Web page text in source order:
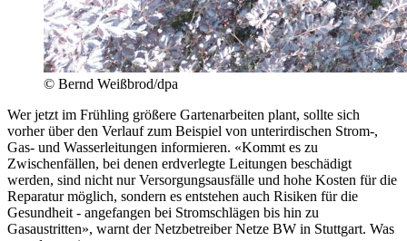
© Bernd Weißbrod/dpa
Wer jetzt im Frühling größere Gartenarbeiten plant, sollte sich
vorher über den Verlauf zum Beispiel von unterirdischen Strom-,
Gas- und Wasserleitungen informieren. «Kommt es zu
Zwischenfällen, bei denen erdverlegte Leitungen beschädigt
werden, sind nicht nur Versorgungsausfälle und hohe Kosten für die
Reparatur möglich, sondern es entstehen auch Risiken für die
Gesundheit - angefangen bei Stromschlägen bis hin zu
Gasaustritten», warnt der Netzbetreiber Netze BW in Stuttgart. Was